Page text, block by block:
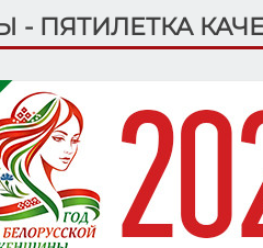
- ПЯТИЛЕТКА